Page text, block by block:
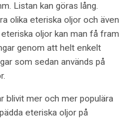
Listan kan göras lång.
olika eteriska oljor och även
oljor kan man få fram
genom att helt enkelt
som sedan används på
blivit mer och mer populära
eteriska oljor på